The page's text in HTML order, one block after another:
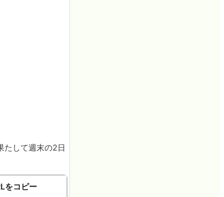
たして週末の2日
をコピー